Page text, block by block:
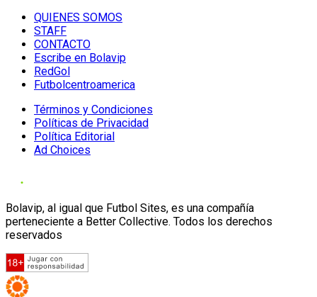
QUIENES SOMOS
STAFF
CONTACTO
Escribe en Bolavip
RedGol
Futbolcentroamerica
Términos y Condiciones
Políticas de Privacidad
Política Editorial
Ad Choices
Bolavip, al igual que Futbol Sites, es una compañía
perteneciente a Better Collective. Todos los derechos
reservados